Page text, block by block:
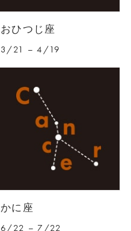
おひつじ座
3/21 – 4/19
かに座
6/22 – 7/22